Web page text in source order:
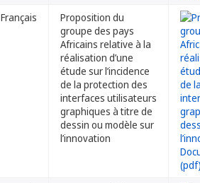
Français
Proposition du
groupe des pays
Africains relative à la
réalisation d’une
étude sur l’incidence
de la protection des
interfaces utilisateurs
graphiques à titre de
dessin ou modèle sur
l’innovation